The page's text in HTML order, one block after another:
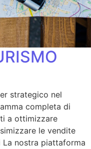
strategico nel
completa di
a ottimizzare
le vendite
La nostra piattaforma